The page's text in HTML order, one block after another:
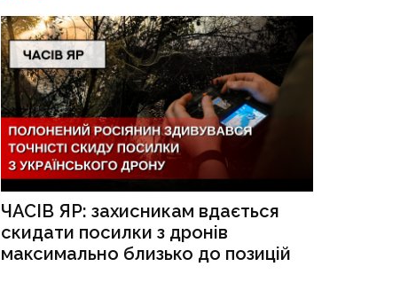
ЧАСІВ ЯР: захисникам вдається
скидати посилки з дронів
максимально близько до позицій